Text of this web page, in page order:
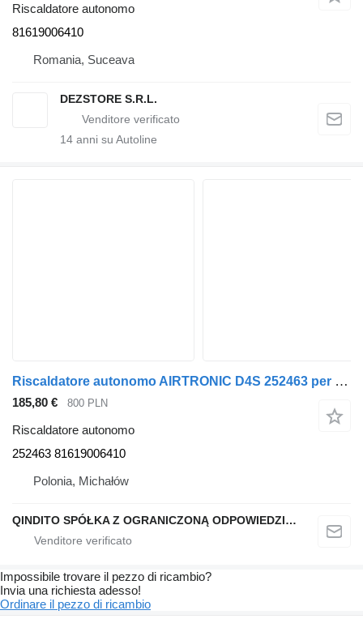
Riscaldatore autonomo
81619006410
Romania, Suceava
DEZSTORE S.R.L.
14 anni su Autoline
Riscaldatore autonomo AIRTRONIC D4S 252463 per trattore stradale MAN TGL, TGM, TGS, TGX
185,80 € 800 PLN
Riscaldatore autonomo
252463 81619006410
Polonia, Michałów
QINDITO SPÓŁKA Z OGRANICZONĄ ODPOWIEDZIALNOŚCIĄ
Impossibile trovare il pezzo di ricambio?
Invia una richiesta adesso!
Ordinare il pezzo di ricambio